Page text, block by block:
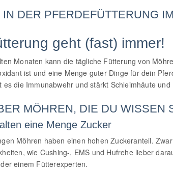
geht (fast) immer!
Monaten kann die tägliche Fütterung von
ist und eine Menge guter Dinge für dein
es die Immunabwehr und stärkt Schleimhäute
MÖHREN, DIE DU WISSEN
eine Menge Zucker
Möhren haben einen hohen Zuckeranteil.
wie Cushing-, EMS und Hufrehe lieber
einem Fütterexperten.